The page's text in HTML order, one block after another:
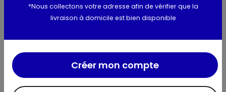
Utilisation et conservation
*Nous collectons votre adresse afin de vérifier que la
livraison à domicile est bien disponible
Créer mon compte